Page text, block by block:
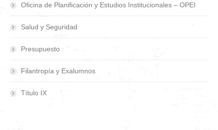
Oficina de Planificación y Estudios Institucionales – OPEI
Salud y Seguridad
Presupuesto
Filantropía y Exalumnos
Título IX